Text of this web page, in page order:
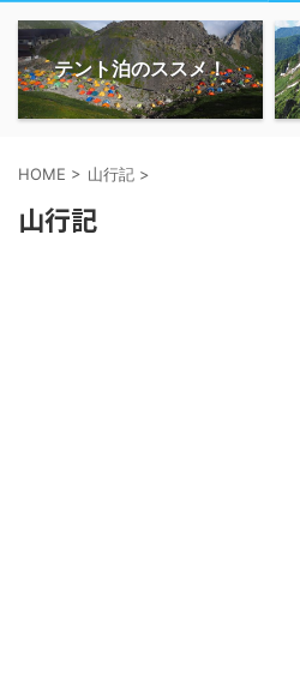
テント泊のススメ！
HOME > 山行記 >
山行記